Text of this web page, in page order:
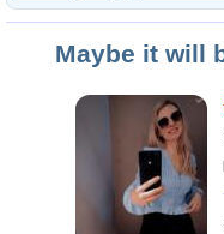
Maybe it will